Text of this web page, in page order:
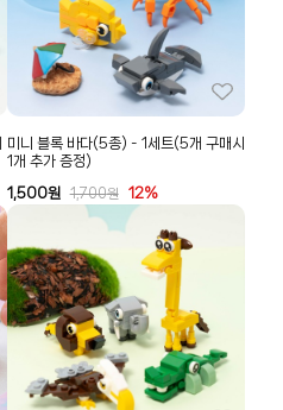
미니 블록 바다(5종) - 1세트(5개 구매시
1개 추가 증정)
1,500원 1,700원 12%